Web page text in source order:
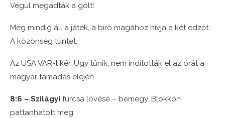
Végül megadták a gólt!
Még mindig áll a játék, a bíró magához hívja a két edzőt.
A közönség tüntet.
Az USA VAR-t kér. Úgy tűnik, nem indították el az órát a
magyar támadás elején.
8:6 – Szilágyi furcsa lövése – bemegy. Blokkon
pattanhatott meg.